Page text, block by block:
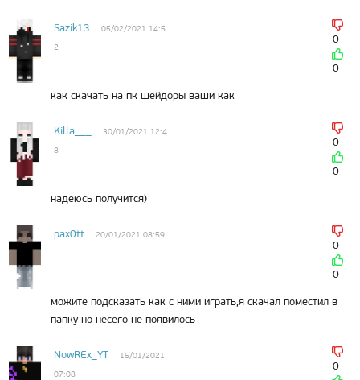
Sazik13
05/02/2021 14:5
2
0
0
как скачать на пк шейдоры ваши как
Killa___
30/01/2021 12:4
8
0
0
надеюсь получится)
pax0tt 20/01/2021 08:59
0
0
можите подсказать как с ними играть,я скачал поместил в
папку но несего не появилось
NowREx_YT
15/01/2021
07:08
0